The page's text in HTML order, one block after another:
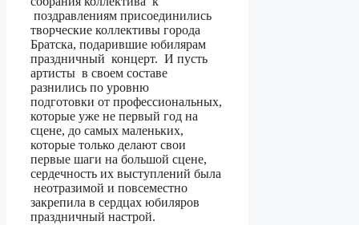
поздравлениям присоединились
творческие коллективы города
Братска, подарившие юбилярам
праздничный концерт. И пусть
артисты в своем составе
разнились по уровню
подготовки от профессиональных,
которые уже не первый год на
сцене, до самых маленьких,
которые только делают свои
первые шаги на большой сцене,
сердечность их выступлений была
неотразимой и повсеместно
закрепила в сердцах юбиляров
праздничный настрой.